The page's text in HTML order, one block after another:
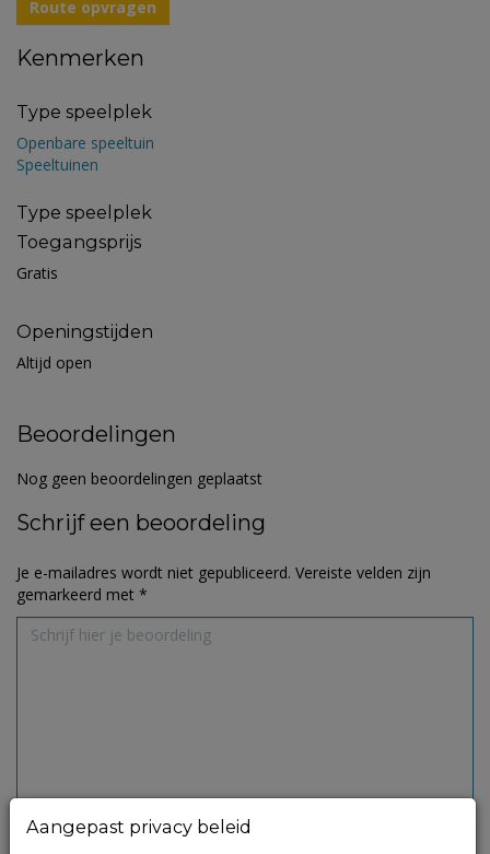
Route opvragen
Kenmerken
Type speelplek
Openbare speeltuin
Speeltuinen
Type speelplek
Toegangsprijs
Gratis
Openingstijden
Altijd open
Beoordelingen
Nog geen beoordelingen geplaatst
Schrijf een beoordeling
Je e-mailadres wordt niet gepubliceerd. Vereiste velden zijn
gemarkeerd met *
Aangepast privacy beleid